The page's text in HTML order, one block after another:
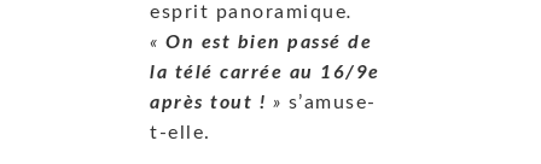
esprit panoramique.
« On est bien passé de
la télé carrée au 16/9e
après tout ! » s’amuse-
t-elle.